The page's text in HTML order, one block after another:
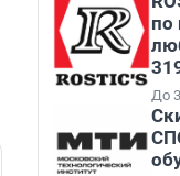
по
До